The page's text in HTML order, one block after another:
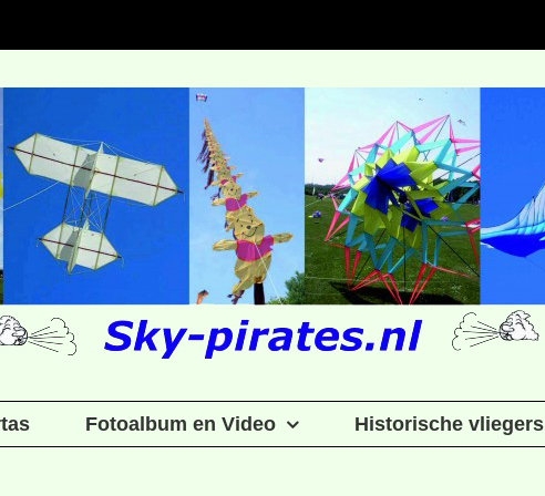
Fotoalbum en Video Historische vliegers